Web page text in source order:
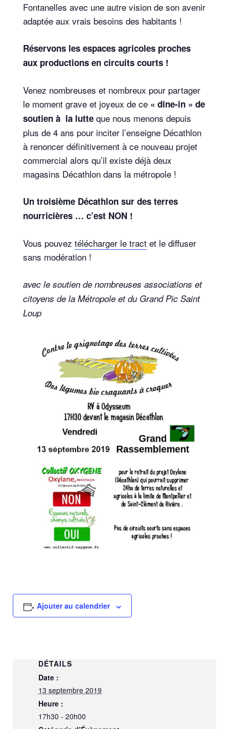
Fontanelles avec une autre vision de son avenir
adaptée aux vrais besoins des habitants !
Réservons les espaces agricoles proches
aux productions en circuits courts !
Venez nombreuses et nombreux pour partager
le moment grave et joyeux de ce « dine-in » de
soutien à la lutte que nous menons depuis
plus de 4 ans pour inciter l’enseigne Décathlon
à renoncer définitivement à ce nouveau projet
commercial alors qu’il existe déjà deux
magasins Décathlon dans la métropole !
Un troisième Décathlon sur des terres
nourricières … c’est NON !
Vous pouvez télécharger le tract et le diffuser
sans modération !
avec le soutien de nombreuses associations et
citoyens de la Métropole et du Grand Pic Saint
Loup
Ajouter au calendrier
DÉTAILS
Date :
13 septembre 2019
Heure :
17h30 - 20h00